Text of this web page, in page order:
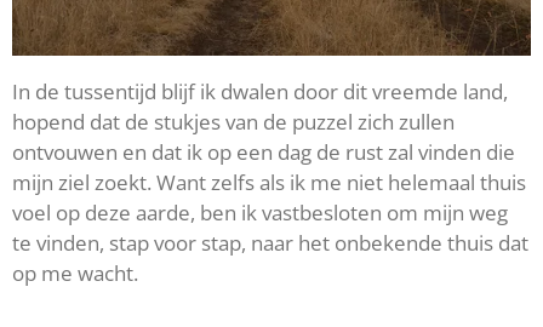
In de tussentijd blijf ik dwalen door dit vreemde land,
hopend dat de stukjes van de puzzel zich zullen
ontvouwen en dat ik op een dag de rust zal vinden die
mijn ziel zoekt. Want zelfs als ik me niet helemaal thuis
voel op deze aarde, ben ik vastbesloten om mijn weg
te vinden, stap voor stap, naar het onbekende thuis dat
op me wacht.